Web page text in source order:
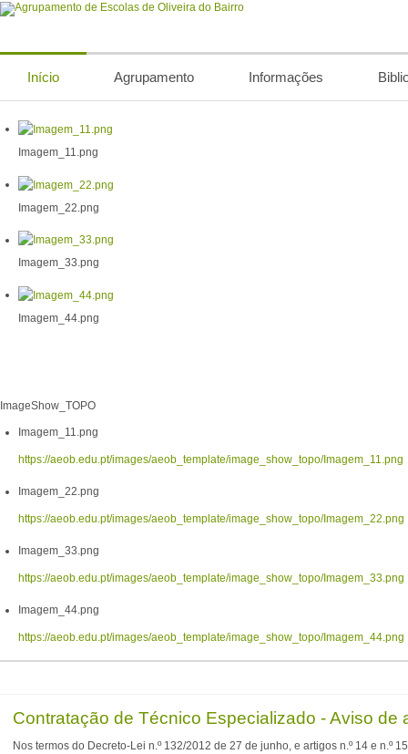
Início Agrupamento Informações
Imagem_11.png
Imagem_22.png
Imagem_33.png
Imagem_44.png
ImageShow_TOPO
Imagem_11.png
https://aeob.edu.pt/images/aeob_template/image_show_topo/Imagem_11.png
Imagem_22.png
https://aeob.edu.pt/images/aeob_template/image_show_topo/Imagem_22.png
Imagem_33.png
https://aeob.edu.pt/images/aeob_template/image_show_topo/Imagem_33.png
Imagem_44.png
https://aeob.edu.pt/images/aeob_template/image_show_topo/Imagem_44.png
Contratação de Técnico Especializado - Aviso de
Nos termos do Decreto-Lei n.º 132/2012 de 27 de junho, e artigos n.º 14 e n.º